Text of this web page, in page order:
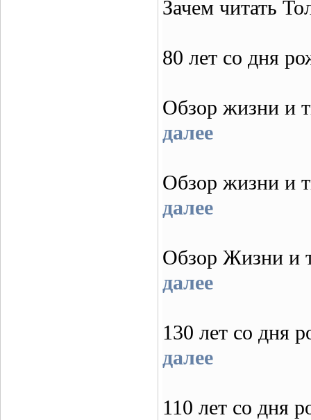
Зачем читать
80 лет со дня
Обзор жизни и
далее
Обзор жизни и
далее
Обзор Жизни
далее
130 лет со
далее
110 лет со